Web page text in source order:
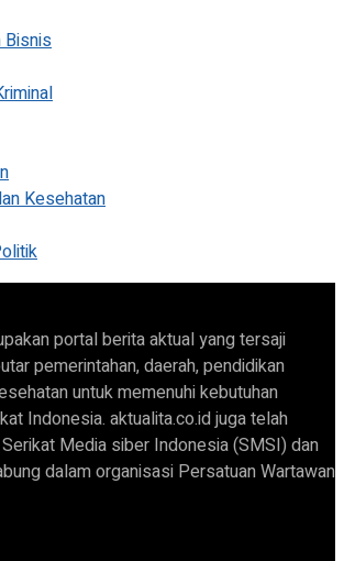
Bisnis
Kesehatan
portal berita aktual yang tersaji
pemerintahan, daerah, pendidikan
untuk memenuhi kebutuhan
Indonesia. aktualita.co.id juga telah
Media siber Indonesia (SMSI) dan
dalam organisasi Persatuan Wartawan